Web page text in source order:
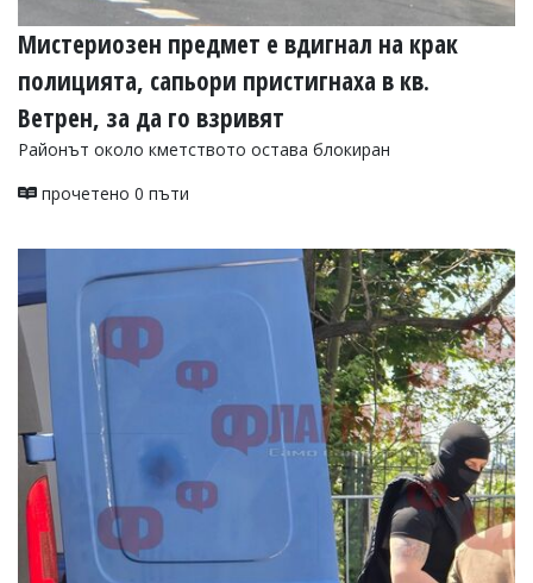
k.kassabova@flagman.bg
редактор:
Колев,
email:
Коментарите
статиите
въвеждат
от
читателите
редакцията
носи
отговорност
за
тях!
Ако
откриете
обиден
Мистериозен предмет е вдигнал на крак
полицията, сапьори пристигнаха в кв.
Ветрен, за да го взривят
Районът около кметството остава блокиран
прочетено 0 пъти